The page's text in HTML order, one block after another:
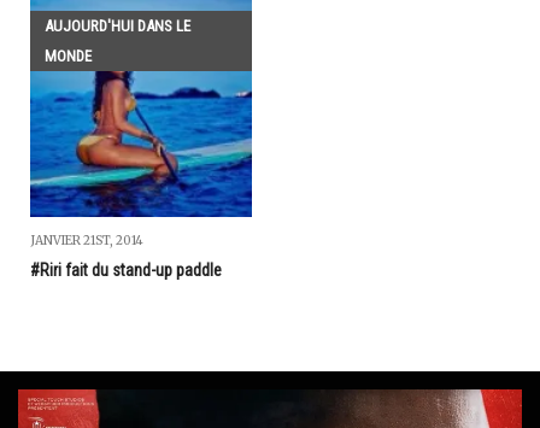
AUJOURD'HUI DANS LE
MONDE
JANVIER 21ST, 2014
#Riri fait du stand-up paddle